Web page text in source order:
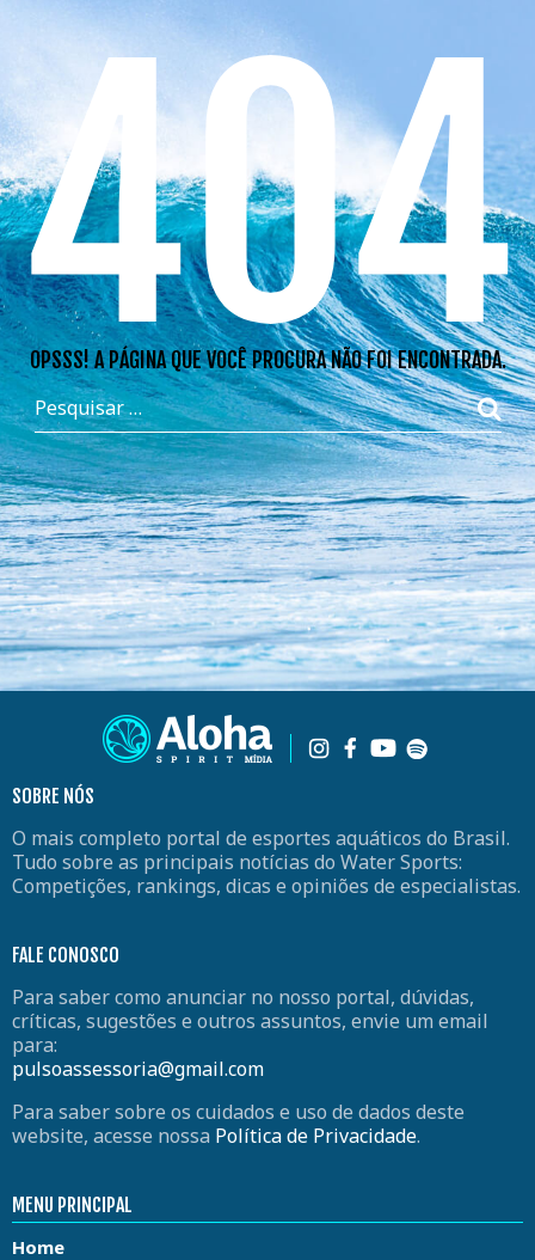
404
OPSSS! A PÁGINA QUE VOCÊ PROCURA NÃO FOI ENCONTRADA.
SOBRE NÓS
O mais completo portal de esportes aquáticos do Brasil.
Tudo sobre as principais notícias do Water Sports:
Competições, rankings, dicas e opiniões de especialistas.
FALE CONOSCO
Para saber como anunciar no nosso portal, dúvidas,
críticas, sugestões e outros assuntos, envie um email
para:
pulsoassessoria@gmail.com
Para saber sobre os cuidados e uso de dados deste
website, acesse nossa Política de Privacidade.
MENU PRINCIPAL
Home